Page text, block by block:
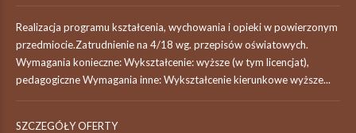
Realizacja programu kształcenia, wychowania i opieki w powierzonym
przedmiocie.Zatrudnienie na 4/18 wg. przepisów oświatowych.
Wymagania konieczne: Wykształcenie: wyższe (w tym licencjat),
pedagogiczne Wymagania inne: Wykształcenie kierunkowe wyższe...
SZCZEGÓŁY OFERTY